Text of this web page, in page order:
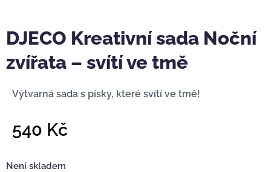
DJECO Kreativní sada Noční
zvířata – svítí ve tmě
Výtvarná sada s písky, které svítí ve tmě!
540 Kč
Není skladem